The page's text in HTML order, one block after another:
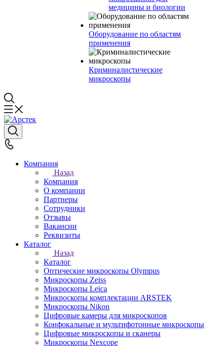
медицины и биологии
Оборудование по областям
применения
Криминалистические
микроскопы
Компания
Назад
Компания
О компании
Партнеры
Сотрудники
Отзывы
Вакансии
Реквизиты
Каталог
Назад
Каталог
Оптические микроскопы Olympus
Микроскопы Zeiss
Микроскопы Leica
Микроскопы комплектации ARSTEK
Микроскопы Nikon
Цифровые камеры для микроскопов
Конфокальные и мультифотонные микроскопы
Цифровые микроскопы и сканеры
Микроскопы Nexcope